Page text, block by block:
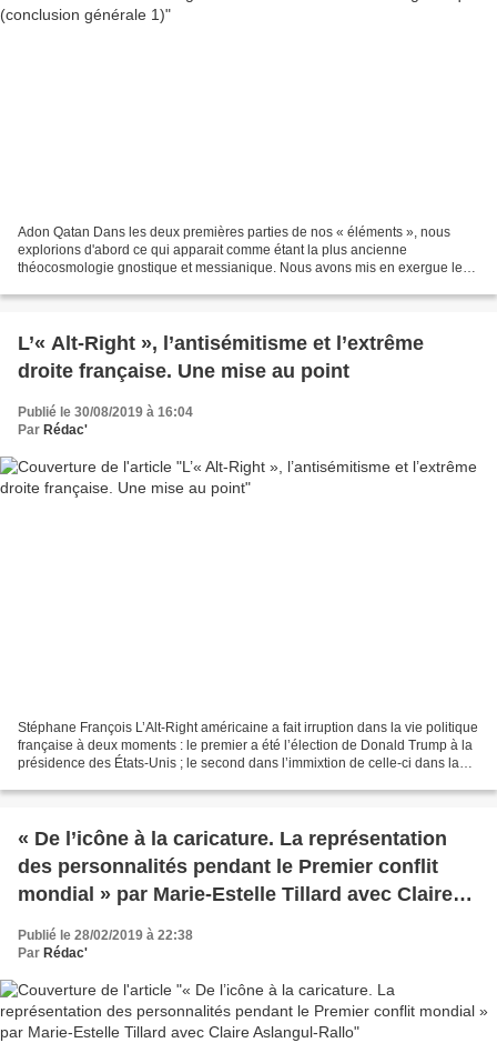
Adon Qatan Dans les deux premières parties de nos « éléments », nous
explorions d'abord ce qui apparait comme étant la plus ancienne
théocosmologie gnostique et messianique. Nous avons mis en exergue les
L’« Alt-Right », l’antisémitisme et l’extrême
droite française. Une mise au point
Publié le 30/08/2019 à 16:04
Par Rédac'
Stéphane François L’Alt-Right américaine a fait irruption dans la vie politique
française à deux moments : le premier a été l’élection de Donald Trump à la
présidence des États-Unis ; le second dans l’immixtion de celle-ci dans la
« De l’icône à la caricature. La représentation
des personnalités pendant le Premier conflit
mondial » par Marie-Estelle Tillard avec Claire
Publié le 28/02/2019 à 22:38
Par Rédac'